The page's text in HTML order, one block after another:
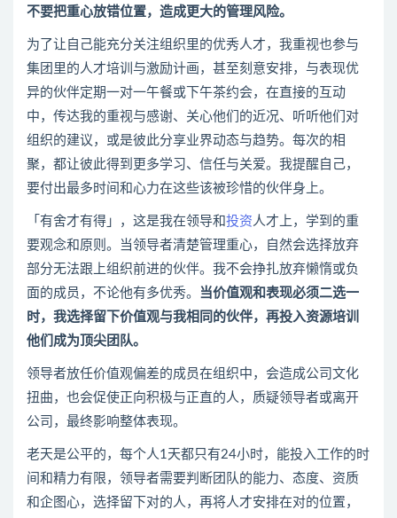
不要把重心放错位置，造成更大的管理风险。
为了让自己能充分关注组织里的优秀人才，我重视也参与
集团里的人才培训与激励计画，甚至刻意安排，与表现优
异的伙伴定期一对一午餐或下午茶约会，在直接的互动
中，传达我的重视与感谢、关心他们的近况、听听他们对
组织的建议，或是彼此分享业界动态与趋势。每次的相
聚，都让彼此得到更多学习、信任与关爱。我提醒自己，
要付出最多时间和心力在这些该被珍惜的伙伴身上。
「有舍才有得」，这是我在领导和投资 人才上，学到的重
要观念和原则。当领导者清楚管理重心，自然会选择放弃
部分无法跟上组织前进的伙伴。我不会挣扎放弃懒惰或负
面的成员，不论他有多优秀。
当价值观和表现必须二选一
时，我选择留下价值观与我相同的伙伴，再投入资源培训
他们成为顶尖团队。
领导者放任价值观偏差的成员在组织中，会造成公司文化
扭曲，也会促使正向积极与正直的人，质疑领导者或离开
公司，最终影响整体表现。
老天是公平的，每个人1天都只有24小时，能投入工作的时
间和精力有限，领导者需要判断团队的能力、态度、资质
和企图心，选择留下对的人，再将人才安排在对的位置，